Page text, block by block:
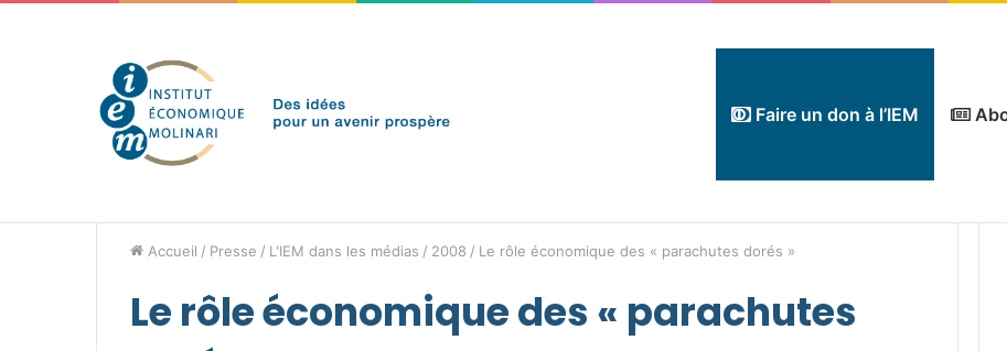
Faire un don à l’IEM
Accueil / Presse / L'IEM dans les médias / 2008 / Le rôle économique des « parachutes dorés »
Le rôle économique des « parachutes